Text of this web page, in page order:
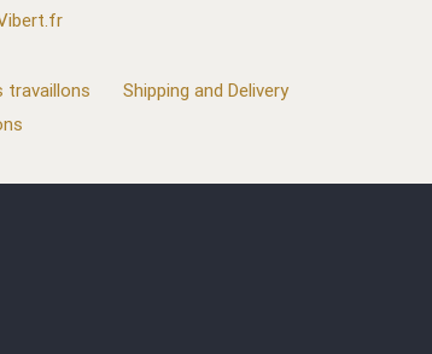
travaillons
Shipping and Delivery